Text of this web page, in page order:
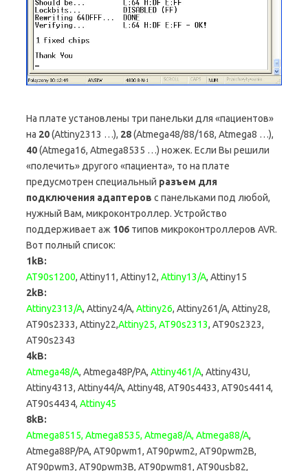
На плате установлены три панельки для «пациентов»
на 20(Attiny2313 …), 28(Atmega48/88/168, Atmega8 …),
40(Atmega16, Atmega8535 …) ножек. Если Вы решили
«полечить» другого «пациента», то на плате
предусмотрен специальный разъем для
подключения адаптеров с панельками под любой,
нужный Вам, микроконтроллер. Устройство
поддерживает аж 106 типов микроконтроллеров AVR.
Вот полный список:
1kB:
AT90s1200, Attiny11, Attiny12, Attiny13/A, Attiny15
2kB:
Attiny2313/A, Attiny24/A, Attiny26, Attiny261/A, Attiny28,
AT90s2333, Attiny22,Attiny25, AT90s2313, AT90s2323,
AT90s2343
4kB:
Atmega48/A, Atmega48P/PA, Attiny461/A, Attiny43U,
Attiny4313, Attiny44/A, Attiny48, AT90s4433, AT90s4414,
AT90s4434, Attiny45
8kB:
Atmega8515, Atmega8535, Atmega8/A, Atmega88/A,
Atmega88P/PA, AT90pwm1, AT90pwm2, AT90pwm2B,
AT90pwm3, AT90pwm3B, AT90pwm81, AT90usb82,